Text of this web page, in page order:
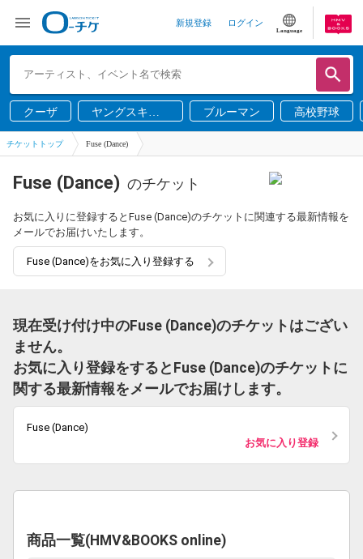
新規登録 ログイン
Language
クーザ
ヤングスキニ
ー
ブルーマン 高校野球
チケットトップ Fuse (Dance)
Fuse (Dance) のチケット
お気に入りに登録するとFuse (Dance)のチケットに関連する最新情報を
メールでお届けいたします。
Fuse (Dance)をお気に入り登録する
現在受け付け中のFuse (Dance)のチケットはござい
ません。
お気に入り登録をするとFuse (Dance)のチケットに
関する最新情報をメールでお届けします。
Fuse (Dance)
お気に入り登録
商品一覧(HMV&BOOKS online)